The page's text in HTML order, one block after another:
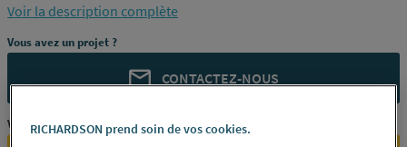
Voir la description complète
Vous avez un projet ?
CONTACTEZ-NOUS
Vous êtes un professionnel ?
RICHARDSON prend soin de vos cookies.